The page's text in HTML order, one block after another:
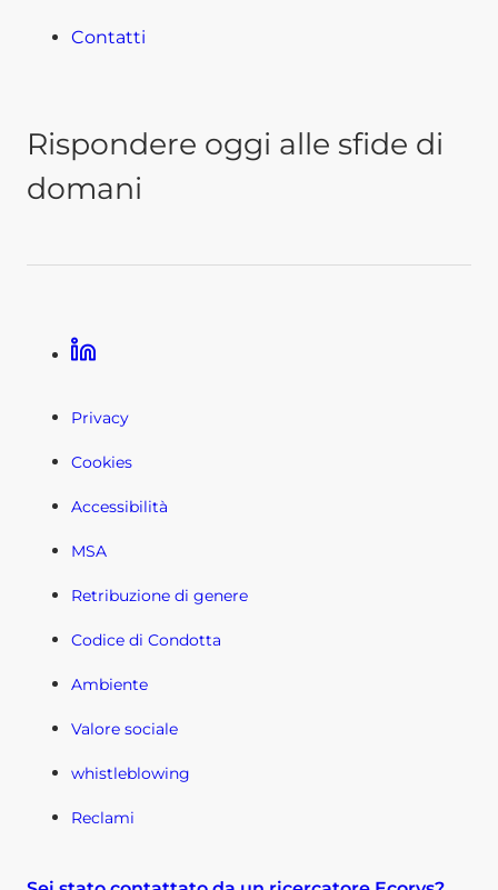
Contatti
Rispondere oggi alle sfide di
domani
LinkedIn
Privacy
Cookies
Accessibilità
MSA
Retribuzione di genere
Codice di Condotta
Ambiente
Valore sociale
whistleblowing
Reclami